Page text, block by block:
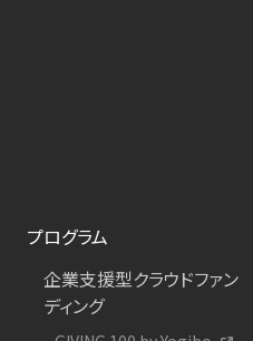
プログラム
企業支援型クラウドファン
ディング